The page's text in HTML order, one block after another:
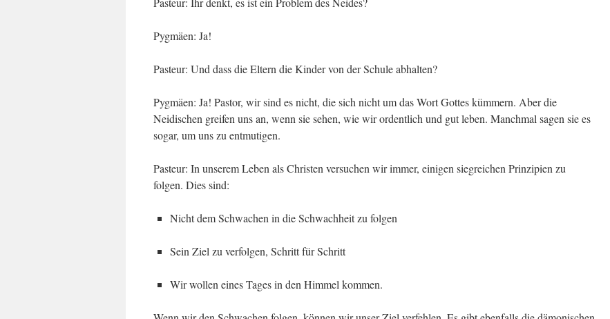
Pygmäen: Ja!
Pasteur: Und dass die Eltern die Kinder von der Schule abhalten?
Pygmäen: Ja! Pastor, wir sind es nicht, die sich nicht um das Wort Gottes kümmern. Aber die
Neidischen greifen uns an, wenn sie sehen, wie wir ordentlich und gut leben. Manchmal sagen sie es
sogar, um uns zu entmutigen.
Pasteur: In unse­rem Leben als Chri­sten versuchen wir immer, einigen sieg­reichen Prinzipien zu
folgen. Dies sind:
Nicht dem Schwachen in die Schwachheit zu folgen
Sein Ziel zu verfolgen, Schritt für Schritt
Wir wollen eines Tages in den Himmel kommen.